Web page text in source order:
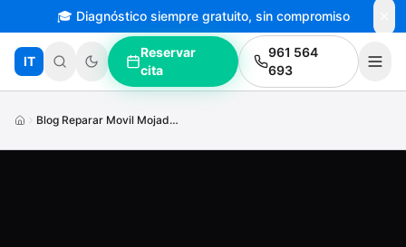
Saltar al contenido principal
🎓 Diagnóstico siempre gratuito, sin compromiso
IT
Reservar
cita
961 564
693
Blog Reparar Movil Mojado Torrent Precios Garantia